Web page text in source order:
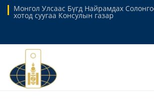
Монгол Улсаас Бүгд Найрамдах
хотод суугаа Консулын газар